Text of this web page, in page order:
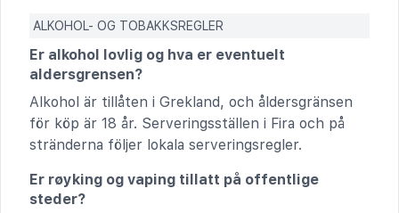
ALKOHOL- OG TOBAKKSREGLER
Er alkohol lovlig og hva er eventuelt
aldersgrensen?
Alkohol är tillåten i Grekland, och åldersgränsen
för köp är 18 år. Serveringsställen i Fira och på
stränderna följer lokala serveringsregler.
Er røyking og vaping tillatt på offentlige
steder?